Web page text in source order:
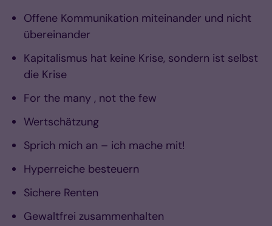
Offene Kommunikation miteinander und nicht
übereinander
Kapitalismus hat keine Krise, sondern ist selbst
die Krise
For the many , not the few
Wertschätzung
Sprich mich an – ich mache mit!
Hyperreiche besteuern
Sichere Renten
Gewaltfrei zusammenhalten